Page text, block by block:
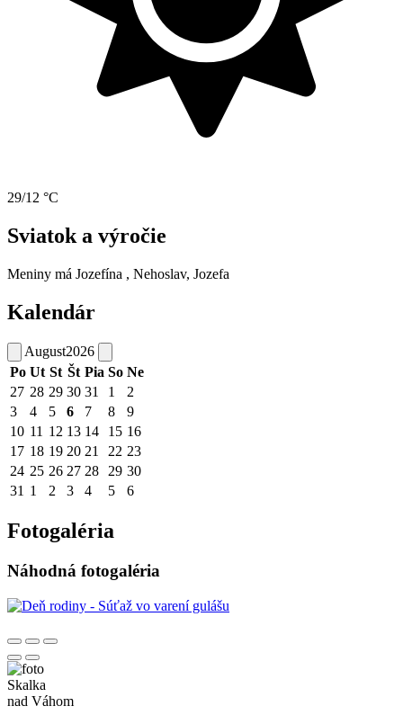
29/12 °C
Sviatok a výročie
Meniny má Jozefína , Nehoslav, Jozefa
Kalendár
August2026
Po Ut St Št Pia So Ne
27 28 29 30 31 1
2
3
4 5 6 7 8
9
10 11 12 13 14 15 16
17 18 19 20 21 22 23
24 25 26 27 28 29 30
31 1 2 3 4 5 6
Fotogaléria
Náhodná fotogaléria
Skalka
nad Váhom